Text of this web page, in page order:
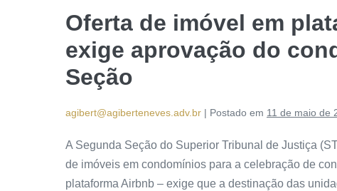
Oferta de imóvel em
exige aprovação do
Seção
agibert@agiberteneves.adv.br | Postado em 11 de maio de
A Segunda Seção do Superior Tribunal de Justiça
de imóveis em condomínios para a celebração de
plataforma Airbnb – exige que a destinação das